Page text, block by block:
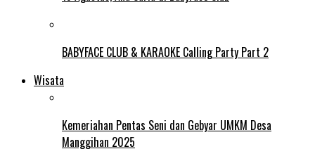
BABYFACE CLUB & KARAOKE Calling Party Part 2
Wisata
Kemeriahan Pentas Seni dan Gebyar UMKM Desa
Manggihan 2025